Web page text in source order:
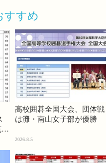
すすめ
高校囲碁全国大会、団体戦
は灘・南山女子部が優勝
2026.8.5